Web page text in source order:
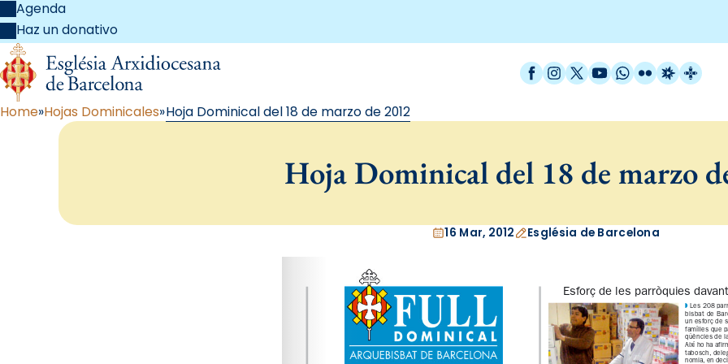
Agenda
Haz un donativo
Facebook
Instagram
X / Twitter
YouTube
WhatsApp
FlickrRadio
Home Hojas Dominicales Hoja Dominical del 18 de marzo de 2012
Hoja Dominical del 18 de marzo
16 Mar, 2012 Església de Barcelona